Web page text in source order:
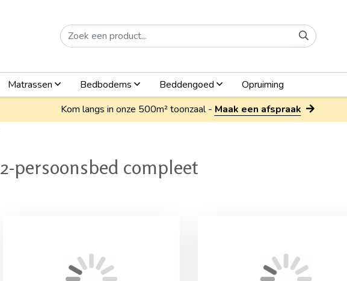
Matrassen Bedbodems Beddengoed
Opruiming
Kom langs in onze 500m² toonzaal - Maak een afspraak
2-persoonsbed compleet